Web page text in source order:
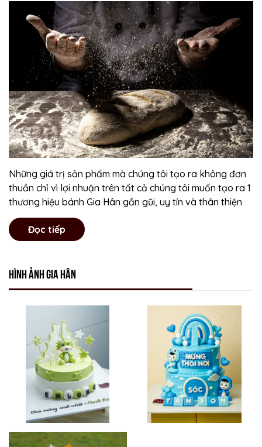
Những giá trị sản phẩm mà chúng tôi tạo ra không đơn
thuần chỉ vì lợi nhuận trên tất cả chúng tôi muốn tạo ra 1
thương hiệu bánh Gia Hân gần gũi, uy tín và thân thiện
Đọc tiếp
Hình ảnh Gia Hân